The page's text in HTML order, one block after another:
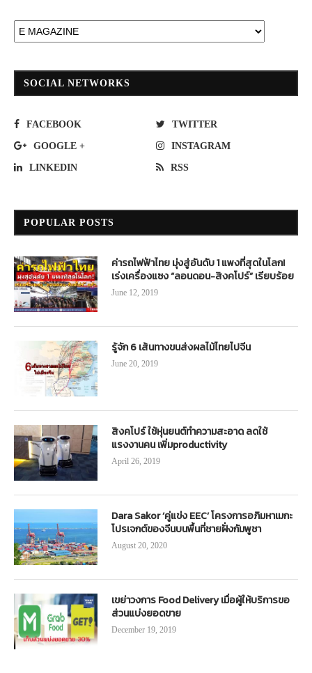
SOCIAL NETWORKS
FACEBOOK TWITTER
GOOGLE + INSTAGRAM
LINKEDIN RSS
POPULAR POSTS
ค่ารถไฟฟ้าไทย มุ่งสู่อันดับ 1 แพงที่สุดในโลก!
เร่งเครื่องแซง “ลอนดอน-สิงคโปร์” เรียบร้อย
June 12, 2019
รู้จัก 6 เส้นทางขนส่งผลไม้ไทยไปจีน
June 20, 2019
สิงคโปร์ ใช้หุ่นยนต์ทำความสะอาด ลดใช้
แรงงานคน เพิ่มproductivity
April 26, 2019
Dara Sakor ‘คู่แข่ง EEC’ โครงการอภิมหาเมกะ
โปรเจกต์ของจีนบนพื้นที่ชายฝั่งกัมพูชา
August 20, 2020
เขย่าวงการ Food Delivery เมื่อผู้ให้บริการขอ
ส่วนแบ่งยอดขาย
December 19, 2019